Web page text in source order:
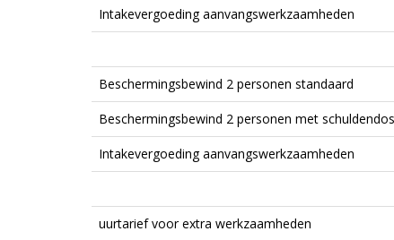
Intakevergoeding aanvangswerkzaamheden
Beschermingsbewind 2 personen standaard
Beschermingsbewind 2 personen met
Intakevergoeding aanvangswerkzaamheden
uurtarief voor extra werkzaamheden